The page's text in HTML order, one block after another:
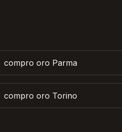
compro oro Parma
compro oro Torino